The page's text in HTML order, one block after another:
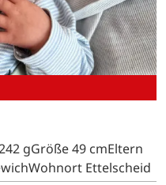
gGröße 49 cmEltern
Ettelscheid